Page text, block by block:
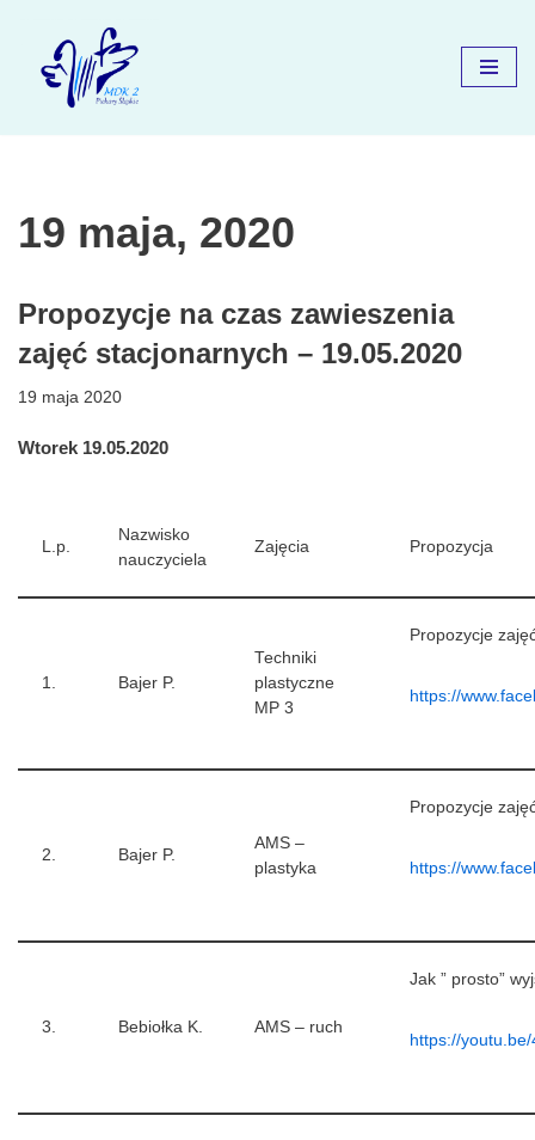
Przejdź
19 maja, 2020
Propozycje na czas zawieszenia
zajęć stacjonarnych – 19.05.2020
19 maja 2020
Wtorek 19.05.2020
L.p.
Nazwisko
nauczyciela
Zajęcia Propozycja
1. Bajer P.
Techniki
plastyczne
MP 3
Propozycje
https://
2. Bajer P.
AMS –
plastyka
Propozycje
https://
3. Bebiołka K. AMS – ruch
Jak ” prosto”
https://